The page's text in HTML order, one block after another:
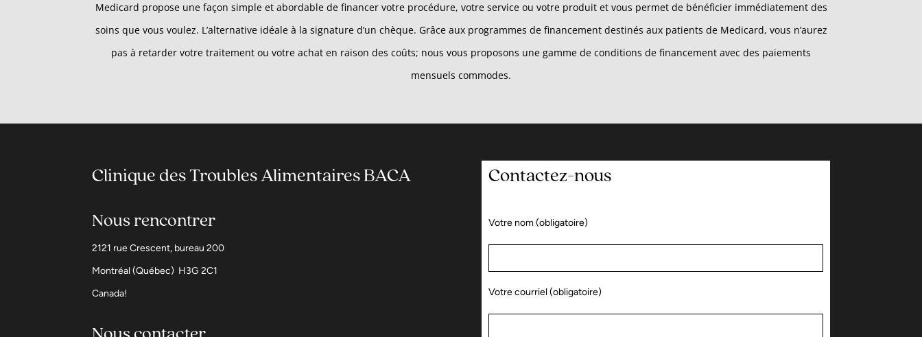
Medicard propose une façon simple et abordable de financer votre procédure, votre service ou votre produit et vous permet de bénéficier immédiatement des
soins que vous voulez. L’alternative idéale à la signature d’un chèque. Grâce aux programmes de financement destinés aux patients de Medicard, vous n’aurez
pas à retarder votre traitement ou votre achat en raison des coûts; nous vous proposons une gamme de conditions de financement avec des paiements
mensuels commodes.
Clinique des Troubles Alimentaires BACA
Nous rencontrer
2121 rue Crescent, bureau 200
Montréal (Québec) H3G 2C1
Canada!
Contactez-nous
Votre nom (obligatoire)
Votre courriel (obligatoire)